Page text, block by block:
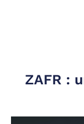
ZAFR :